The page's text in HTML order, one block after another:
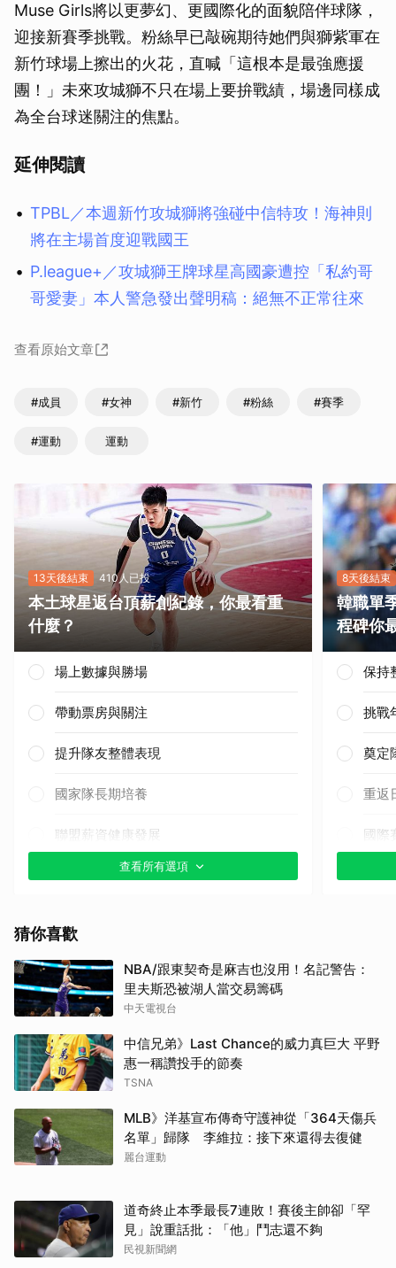
Muse Girls將以更夢幻、更國際化的面貌陪伴球隊，
迎接新賽季挑戰。粉絲早已敲碗期待她們與獅紫軍在
新竹球場上擦出的火花，直喊「這根本是最強應援
團！」未來攻城獅不只在場上要拚戰績，場邊同樣成
為全台球迷關注的焦點。
延伸閱讀
TPBL／本週新竹攻城獅將強碰中信特攻！海神則
將在主場首度迎戰國王
P.league+／攻城獅王牌球星高國豪遭控「私約哥
哥愛妻」本人警急發出聲明稿：絕無不正常往來
查看原始文章
#成員 #女神 #新竹 #粉絲 #賽季
#運動 運動
13天後結束 410人已投
本土球星返台頂薪創紀錄，你最看重
什麼？
場上數據與勝場
帶動票房與關注
提升隊友整體表現
國家隊長期培養
聯盟薪資健康發展
其他（歡迎貼文分享）
查看所有選項
8天後結束
韓職單
程碑你
保持
挑戰
奠定
重返
國際
猜你喜歡
NBA/跟東契奇是麻吉也沒用！名記警告：
里夫斯恐被湖人當交易籌碼
中天電視台
中信兄弟》Last Chance的威力真巨大 平野
惠一稱讚投手的節奏
TSNA
MLB》洋基宣布傳奇守護神從「364天傷兵
名單」歸隊 李維拉：接下來還得去復健
麗台運動
道奇終止本季最長7連敗！賽後主帥卻「罕
見」說重話批：「他」鬥志還不夠
民視新聞網